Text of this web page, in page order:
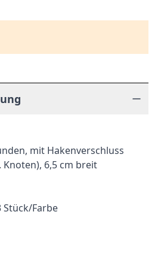
mit Hakenverschluss
Knoten), 6,5 cm breit
Stück/Farbe